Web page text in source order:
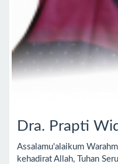
Dra. Prapti
Assalamu'alaikum
kehadirat Allah, Tuhan